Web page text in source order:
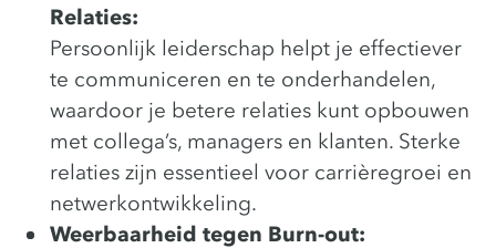
Relaties:
Persoonlijk leiderschap helpt je effectiever
te communiceren en te onderhandelen,
waardoor je betere relaties kunt opbouwen
met collega’s, managers en klanten. Sterke
relaties zijn essentieel voor carrièregroei en
netwerkontwikkeling.
Weerbaarheid tegen Burn-out: